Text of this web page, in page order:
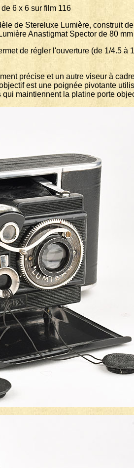
x 6 sur film 116
de Stereluxe Lumière, construit
Anastigmat Spector de 80
de régler l'ouverture (de 1/4.5
précise et un autre viseur à
est une poignée pivotante
maintiennent la platine porte